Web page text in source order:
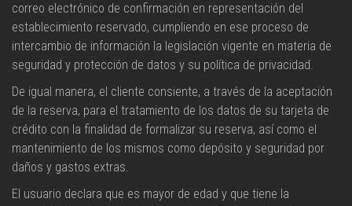
correo electrónico de confirmación en representación del
establecimiento reservado, cumpliendo en ese proceso de
intercambio de información la legislación vigente en materia de
seguridad y protección de datos y su política de privacidad.
De igual manera, el cliente consiente, a través de la aceptación
de la reserva, para el tratamiento de los datos de su tarjeta de
crédito con la finalidad de formalizar su reserva, así como el
mantenimiento de los mismos como depósito y seguridad por
daños y gastos extras.
El usuario declara que es mayor de edad y que tiene la